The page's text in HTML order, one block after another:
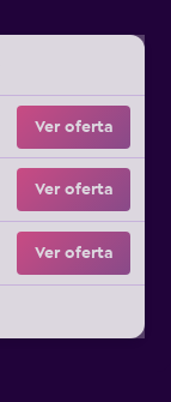
Ver oferta
Ver oferta
Ver oferta